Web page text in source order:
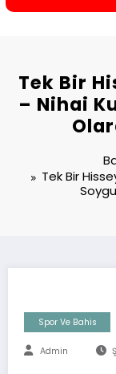
Tek Bir
– Nihai
Tek Bir
Spor Ve Bahis
Admin